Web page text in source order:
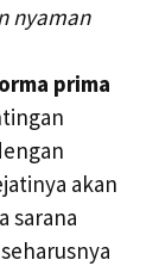
nyaman
prima
akan
sarana